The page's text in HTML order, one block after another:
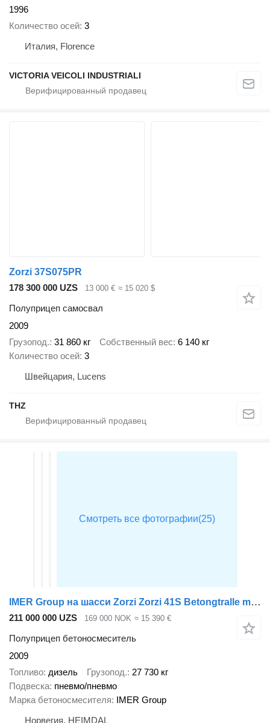
1996
Количество осей 3
Италия, Florence
VICTORIA VEICOLI INDUSTRIALI
Zorzi 37S075PR
178 300 000 UZS
13 000 € ≈ 15 020 $
Полуприцеп самосвал
2009
Грузопод. 31 860 кг Собственный вес 6 140 кг
Количество осей 3
Швейцария, Lucens
THZ
IMER Group на шасси Zorzi Zorzi 41S Betongtralle m/ dieselmotor
211 000 000 UZS 169 000 NOK ≈ 15 390 €
Полуприцеп бетоносмеситель
2009
Топливо дизель Грузопод. 27 730 кг
Подвеска пневмо/пневмо
Марка бетоносмесителя IMER Group
Норвегия, HEIMDAL